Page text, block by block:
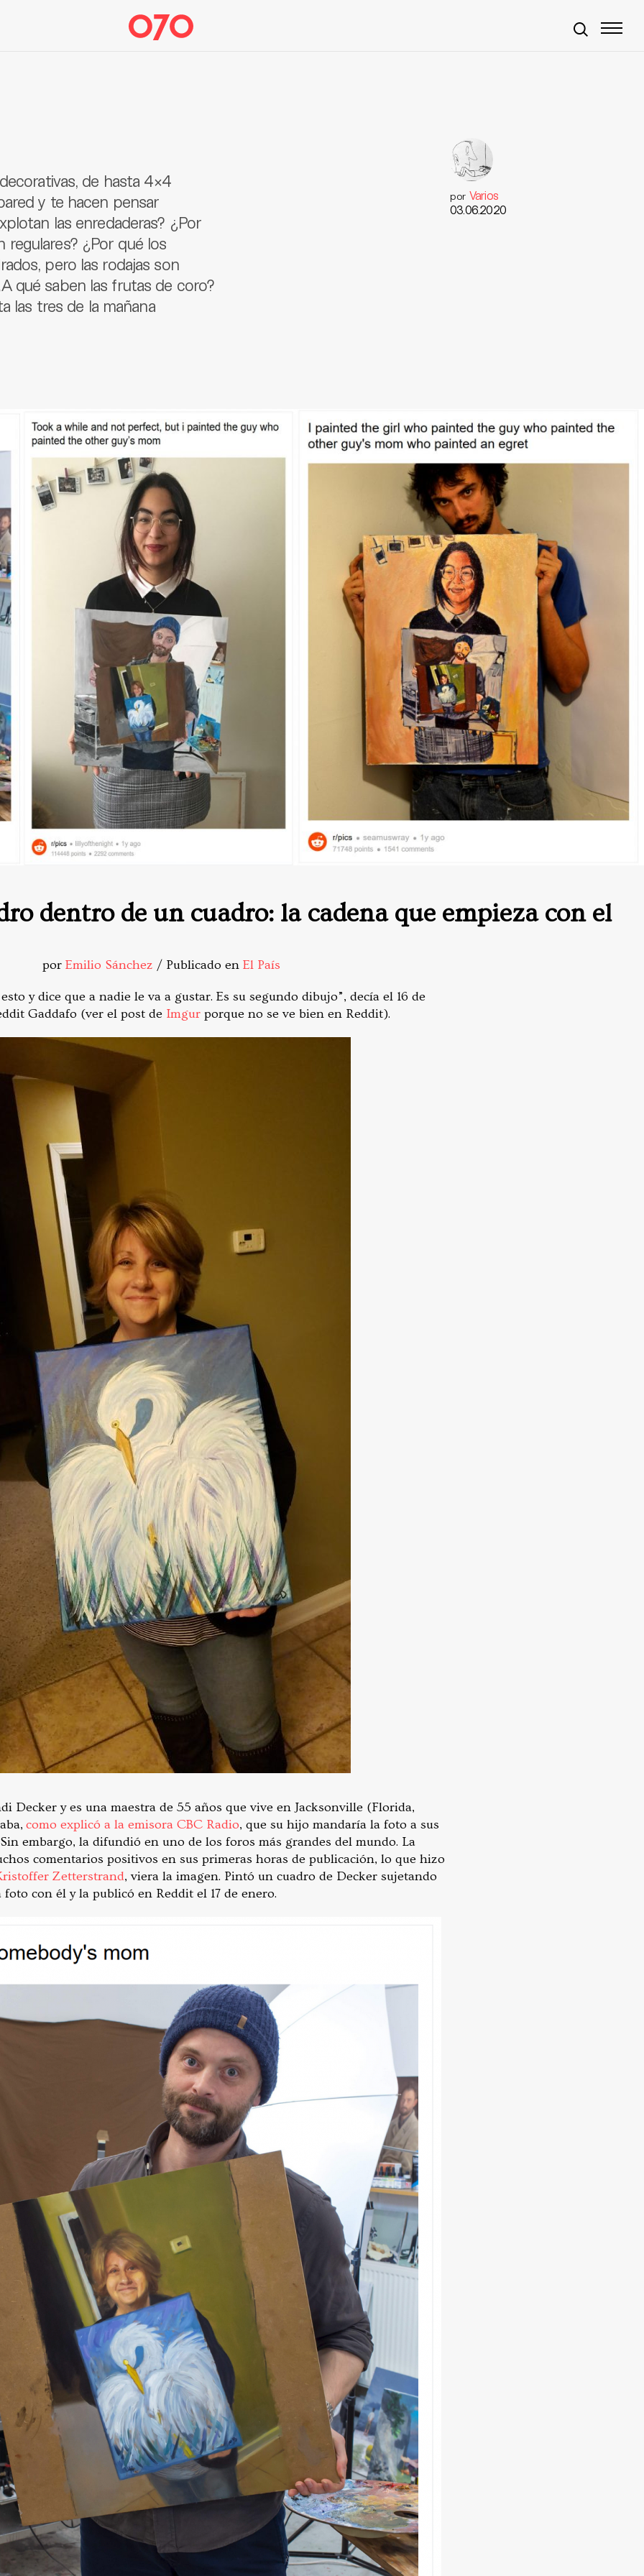
de hasta 4×4
y te hacen pensar
las enredaderas? ¿Por
¿Por qué los
pero las rodajas son
qué saben las frutas de coro?
las tres de la mañana
por Varios
03.06.2020
dentro de un cuadro: la cadena que empieza con el
por Emilio Sánchez / Publicado en El País
y dice que a nadie le va a gustar. Es su segundo dibujo”, decía el 16 de
Gaddafo (ver el post de Imgur porque no se ve bien en Reddit).
Decker y es una maestra de 55 años que vive en Jacksonville (Florida,
como explicó a la emisora CBC Radio, que su hijo mandaría la foto a sus
embargo, la difundió en uno de los foros más grandes del mundo. La
comentarios positivos en sus primeras horas de publicación, lo que hizo
Zetterstrand, viera la imagen. Pintó un cuadro de Decker sujetando
con él y la publicó en Reddit el 17 de enero.